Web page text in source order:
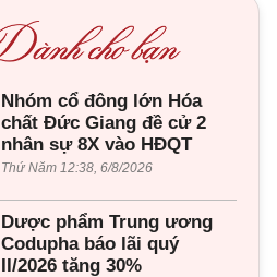
Nhóm cổ đông lớn Hóa
chất Đức Giang đề cử 2
nhân sự 8X vào HĐQT
Thứ Năm 12:38, 6/8/2026
Dược phẩm Trung ương
Codupha báo lãi quý
II/2026 tăng 30%